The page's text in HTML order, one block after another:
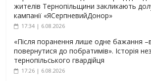
жителів Тернопільщини закликають
кампанії «ЯСерпневийДонор»
17:34 | 6.08.2026
«Після поранення лише одне бажання
повернутися до побратимів». Історія
тернопільського гвардійця
17:26 | 6.08.2026